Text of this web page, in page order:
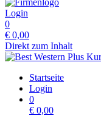
Login
0
€ 0,00
Direkt zum Inhalt
Startseite
Login
0
€ 0,00